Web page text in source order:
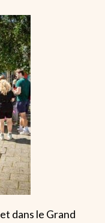
dans le Grand